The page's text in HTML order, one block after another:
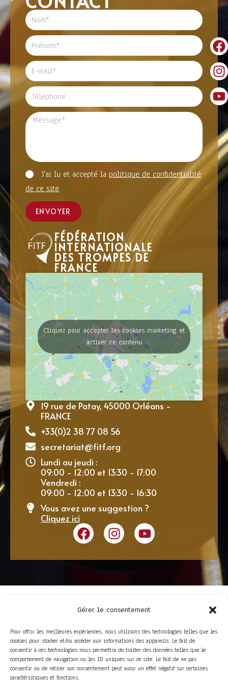
Gérer le consentement
Pour offrir les meilleures expériences, nous utilisons des technologies telles que les
cookies pour stocker et/ou accéder aux informations des appareils. Le fait de
consentir à ces technologies nous permettra de traiter des données telles que le
comportement de navigation ou les ID uniques sur ce site. Le fait de ne pas
consentir ou de retirer son consentement peut avoir un effet négatif sur certaines
caractéristiques et fonctions.
J'ai lu et accepté la politique de confidentialité
de ce site
ENVOYER
FÉDÉRATION
INTERNATIONALE
DES TROMPES DE
FRANCE
Cliquez pour accepter les cookies marketing et
activer ce contenu
19 rue de Patay, 45000 Orléans -
FRANCE
+33(0)2 38 77 08 56
secretariat@fitf.org
Lundi au jeudi :
09:00 - 12:00 et 13:30 - 17:00
Vendredi :
09:00 - 12:00 et 13:30 - 16:30
Vous avez une suggestion ?
Cliquez ici
ACCÈS RAPIDE